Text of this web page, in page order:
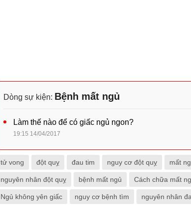
Dòng sự kiện: Bệnh mất ngủ
Làm thế nào để có giấc ngủ ngon?
19:15 14/04/2017
tử vong đột quỵ đau tim nguy cơ đột quỵ mất
nguyên nhân đột quỵ bệnh mất ngủ Cách chữa mất
Ngủ không yên giấc nguy cơ bệnh tìm nguyên nhân